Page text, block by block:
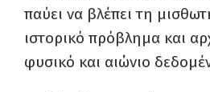
παύει να βλέπει τη
ιστορικό πρόβλημα και
φυσικό και αιώνιο